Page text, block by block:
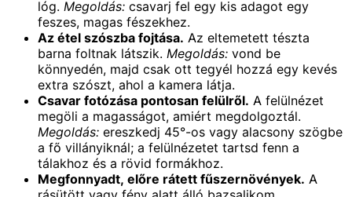
lóg. Megoldás: csavarj fel egy kis adagot egy
feszes, magas fészekhez.
Az étel szószba fojtása. Az eltemetett tészta
barna foltnak látszik. Megoldás: vond be
könnyedén, majd csak ott tegyél hozzá egy kevés
extra szószt, ahol a kamera látja.
Csavar fotózása pontosan felülről. A felülnézet
megöli a magasságot, amiért megdolgoztál.
Megoldás: ereszkedj 45°-os vagy alacsony szögbe
a fő villányiknál; a felülnézetet tartsd fenn a
tálakhoz és a rövid formákhoz.
Megfonnyadt, előre rátett fűszernövények. A